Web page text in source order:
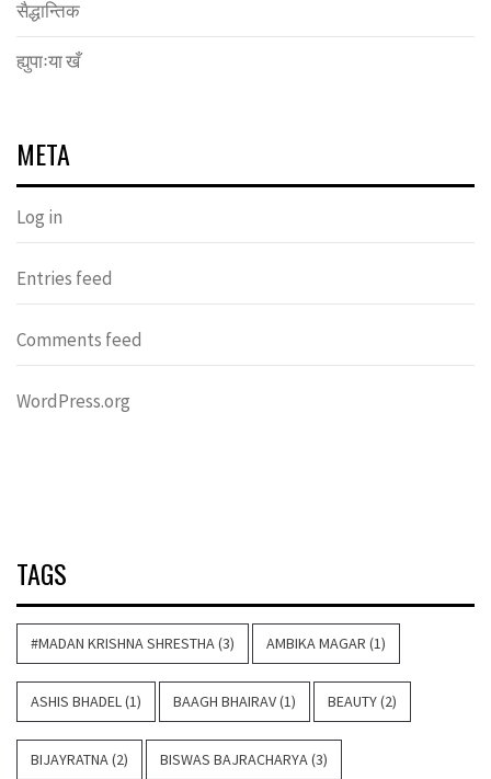
सैद्धान्तिक
ह्युपाःया खँ
META
Log in
Entries feed
Comments feed
WordPress.org
TAGS
#MADAN KRISHNA SHRESTHA(3) AMBIKA MAGAR (1)
ASHIS BHADEL(1) BAAGH BHAIRAV(1) BEAUTY(2)
BIJAYRATNA(2) BISWAS BAJRACHARYA(3)